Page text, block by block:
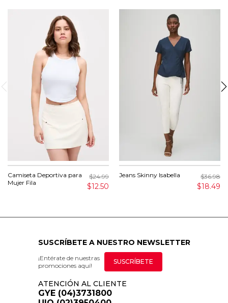
Camiseta Deportiva para
Mujer Fila
$24.99
$12.50
Jeans Skinny Isabella $36.98
$18.49
SUSCRÍBETE A NUESTRO NEWSLETTER
¡Entérate de nuestras
promociones aquí!
SUSCRÍBETE
ATENCIÓN AL CLIENTE
GYE (04)3731800